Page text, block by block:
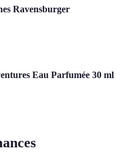
Ravensburger
Eau Parfumée 30 ml